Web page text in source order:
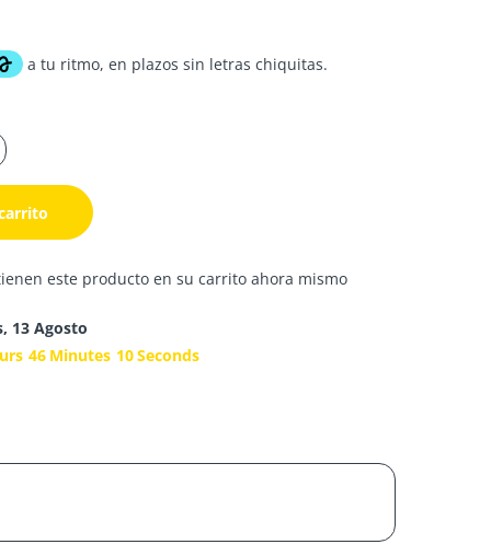
este producto en su carrito ahora mismo
13 Agosto
46 Minutes 09Seconds